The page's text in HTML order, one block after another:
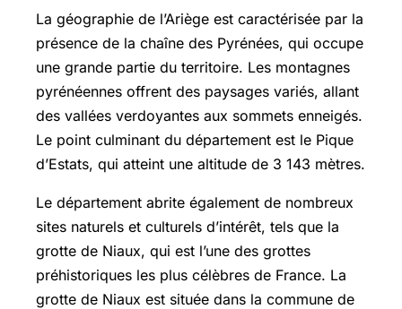
La géographie de l’Ariège est caractérisée par la
présence de la chaîne des Pyrénées, qui occupe
une grande partie du territoire. Les montagnes
pyrénéennes offrent des paysages variés, allant
des vallées verdoyantes aux sommets enneigés.
Le point culminant du département est le Pique
d’Estats, qui atteint une altitude de 3 143 mètres.
Le département abrite également de nombreux
sites naturels et culturels d’intérêt, tels que la
grotte de Niaux, qui est l’une des grottes
préhistoriques les plus célèbres de France. La
grotte de Niaux est située dans la commune de